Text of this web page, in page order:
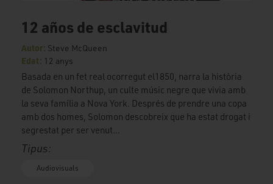
12 años de esclavitud
Autor: Steve McQueen
Edat: 12 anys
Basada en un fet real ocorregut el1850, narra la història
de Solomon Northup, un culte músic negre que vivia amb
la seva família a Nova York. Després de prendre una copa
amb dos homes, Solomon descobreix que ha estat drogat i
segrestat per ser venut...
Tipus:
Audiovisuals